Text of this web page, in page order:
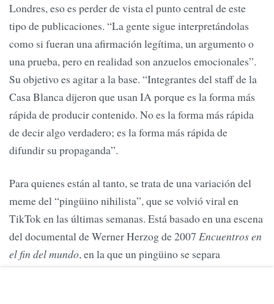
Londres, eso es perder de vista el punto central de este
tipo de publicaciones. “La gente sigue interpretándolas
como si fueran una afirmación legítima, un argumento o
una prueba, pero en realidad son anzuelos emocionales”.
Su objetivo es agitar a la base. “Integrantes del staff de la
Casa Blanca dijeron que usan IA porque es la forma más
rápida de producir contenido. No es la forma más rápida
de decir algo verdadero; es la forma más rápida de
difundir su propaganda”.
Para quienes están al tanto, se trata de una variación del
meme del “pingüino nihilista”, que se volvió viral en
TikTok en las últimas semanas. Está basado en una escena
del documental de Werner Herzog de 2007 Encuentros en
el fin del mundo, en la que un pingüino se separa